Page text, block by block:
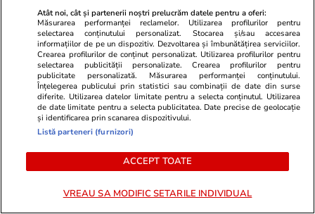
filmați fugind și strigând după
ajutor | VIDEO
Mărturisirile
neurologice
Lifestyle 18 iul.
Semnele deshidratării și cum să
o previi
Atât noi, cât și partenerii noștri prelucrăm datele pentru a oferi:
Măsurarea performanței reclamelor. Utilizarea profilurilor pentru
selectarea conținutului personalizat. Stocarea și/sau accesarea
informațiilor de pe un dispozitiv. Dezvoltarea și îmbunătățirea serviciilor.
Crearea profilurilor de conținut personalizat. Utilizarea profilurilor pentru
selectarea publicității personalizate. Crearea profilurilor pentru
publicitate personalizată. Măsurarea performanței conținutului.
Înțelegerea publicului prin statistici sau combinații de date din surse
diferite. Utilizarea datelor limitate pentru a selecta conținutul. Utilizarea
de date limitate pentru a selecta publicitatea. Date precise de geolocație
și identificarea prin scanarea dispozitivului.
Listă parteneri (furnizori)
ACCEPT TOATE
VREAU SA MODIFIC SETARILE INDIVIDUAL